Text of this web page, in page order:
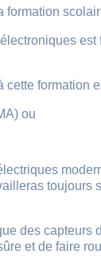
formation
est
cette formation
ou
toujours
des capteurs
et de faire